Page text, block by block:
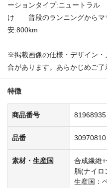
ーションタイプ:ニュートラ
け 普段のランニングから
安:800km
※掲載画像の仕様・デザイン
合があります。あらかじめご了
特徴
商品番号 81968935
品番 30970810
素材・生産国
合成繊維
脂(ナイロ
生産国：